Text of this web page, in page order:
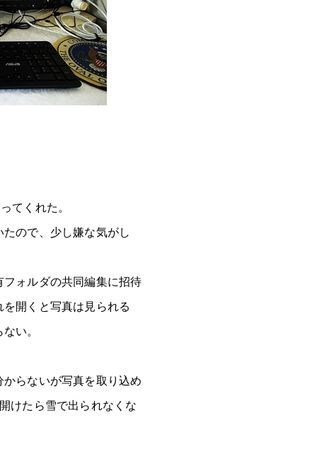
てくれた。
ので、少し嫌な気がし
ォルダの共同編集に招待
開くと写真は見られる
い。
らないが写真を取り込め
けたら雪で出られなくな